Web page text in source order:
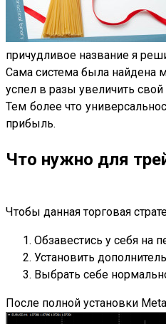
причудливое название я
Сама система была найдена
успел в разы увеличить
Тем более что
прибыль.
Что нужно для
Чтобы данная торговая
Обзавестись у себя на
Установить
Выбрать себе
После полной установки